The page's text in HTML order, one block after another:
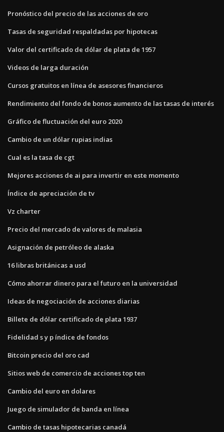
Pronóstico del precio de las acciones de oro
Tasas de seguridad respaldadas por hipotecas
Valor del certificado de dólar de plata de 1957
Videos de larga duración
Cursos gratuitos en línea de asesores financieros
Rendimiento del fondo de bonos aumento de las tasas de interés
Gráfico de fluctuación del euro 2020
Cambio de un dólar rupias indias
Cual es la tasa de cgt
Mejores acciones de ai para invertir en este momento
Índice de apreciación de tv
Vz charter
Precio del mercado de valores de malasia
Asignación de petróleo de alaska
16 libras británicas a usd
Cómo ahorrar dinero para el futuro en la universidad
Ideas de negociación de acciones diarias
Billete de dólar certificado de plata 1937
Fidelidad s y p índice de fondos
Bitcoin precio del oro cad
Sitios web de comercio de acciones top ten
Cambio del euro en dolares
Juego de simulador de banda en línea
Cambio de tasas hipotecarias canadá